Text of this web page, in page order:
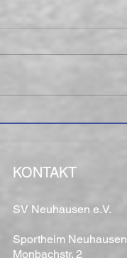
KONTAKT
SV Neuhausen e.V.
Sportheim Neuhausen
Monbachstr. 2